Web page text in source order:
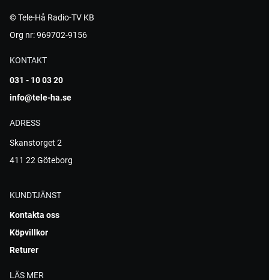
© Tele-Hå Radio-TV KB
Org nr: 969702-9156
KONTAKT
031 - 10 03 20
info@tele-ha.se
ADRESS
Skanstorget 2
411 22 Göteborg
KUNDTJÄNST
Kontakta oss
Köpvillkor
Returer
LÄS MER